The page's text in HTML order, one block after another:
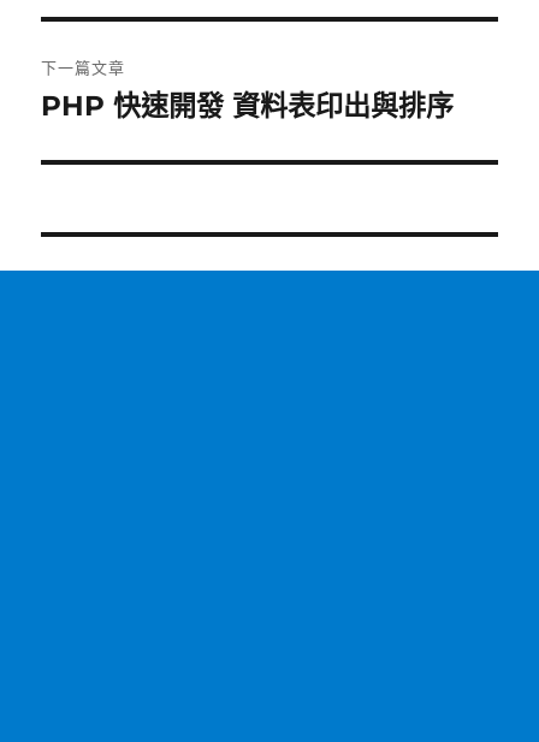
章:
下一篇文章
下
篇
章:
PHP 快速開發 資料表印出與排序